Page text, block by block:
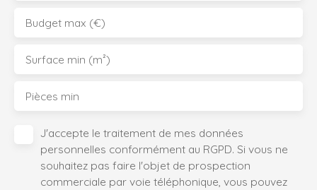
Budget max (€)
Surface min (m²)
Pièces min
J'accepte le traitement de mes données
personnelles conformément au RGPD. Si vous ne
souhaitez pas faire l'objet de prospection
commerciale par voie téléphonique, vous pouvez